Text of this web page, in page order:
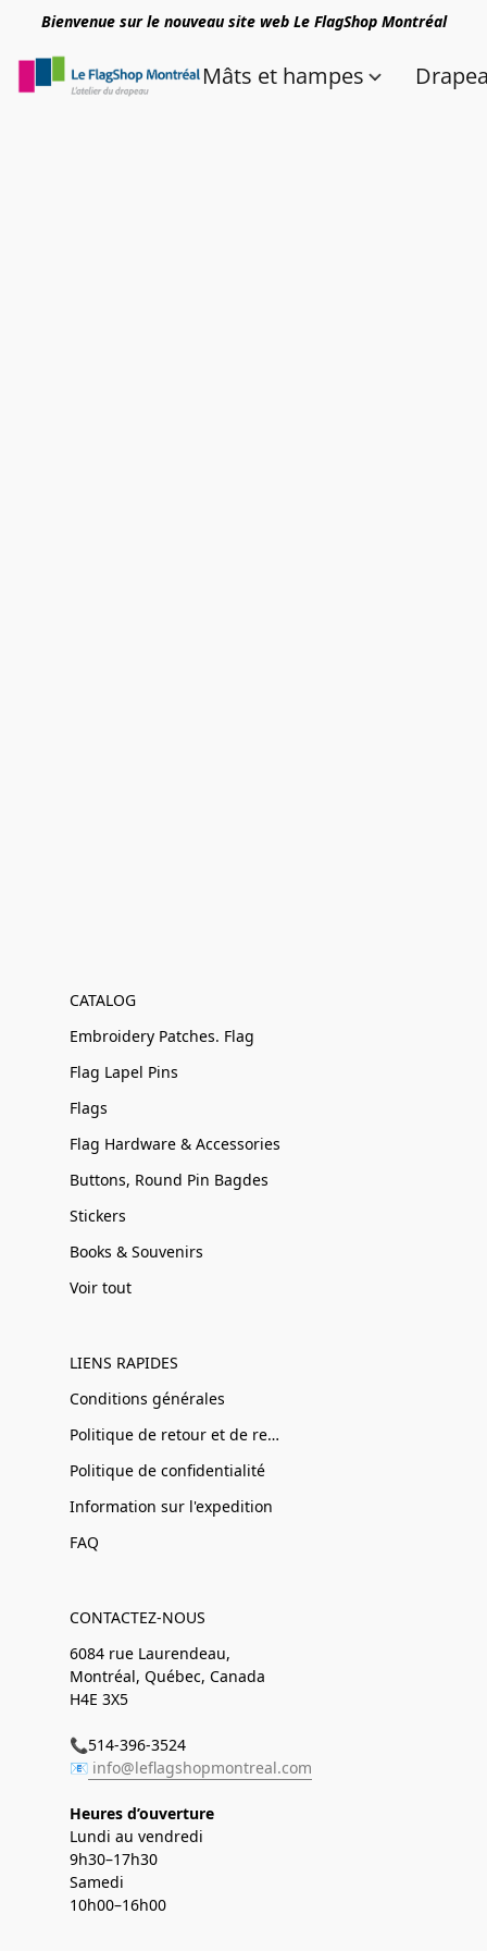
Bienvenue sur le nouveau site web Le FlagShop Montréal
Mâts et hampes
CATALOG
Embroidery Patches. Flag
Flag Lapel Pins
Flags
Flag Hardware & Accessories
Buttons, Round Pin Bagdes
Stickers
Books & Souvenirs
Voir tout
LIENS RAPIDES
Conditions générales
Politique de retour et de remboursement
Politique de confidentialité
Information sur l'expedition
FAQ
CONTACTEZ-NOUS
6084 rue Laurendeau,
Montréal, Québec, Canada
H4E 3X5
📞514-396-3524
📧 info@leflagshopmontreal.com
Heures d’ouverture
Lundi au vendredi
9h30–17h30
Samedi
10h00–16h00